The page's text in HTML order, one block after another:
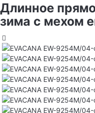
Длинное
зима с мехом